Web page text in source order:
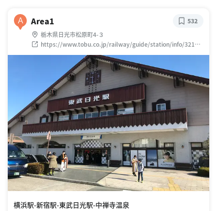
A Area1
栃木県日光市松原町4-３
https://www.tobu.co.jp/railway/guide/station/info/3215.h
tml
532
横浜駅-新宿駅-東武日光駅-中禅寺温泉